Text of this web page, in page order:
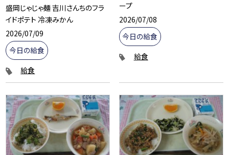
盛岡じゃじゃ麺 吉川さんちのフラ
イドポテト 冷凍みかん
2026/07/09
今日の給食
給食
ープ
2026/07/08
今日の給食
給食